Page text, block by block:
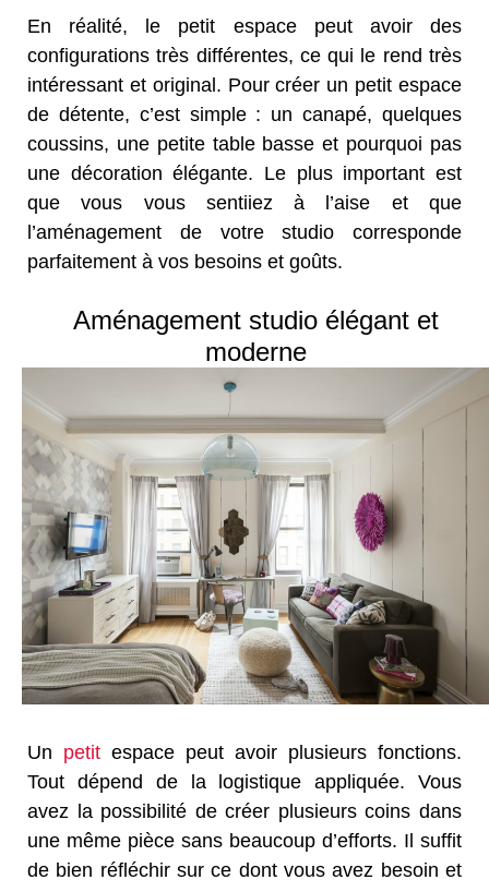
En réalité, le petit espace peut avoir des
configurations très différentes, ce qui le rend très
intéressant et original. Pour créer un petit espace
de détente, c’est simple : un canapé, quelques
coussins, une petite table basse et pourquoi pas
une décoration élégante. Le plus important est
que vous vous sentiiez à l’aise et que
l’aménagement de votre studio corresponde
parfaitement à vos besoins et goûts.
Aménagement studio élégant et
moderne
Un petit espace peut avoir plusieurs fonctions.
Tout dépend de la logistique appliquée. Vous
avez la possibilité de créer plusieurs coins dans
une même pièce sans beaucoup d’efforts. Il suffit
de bien réfléchir sur ce dont vous avez besoin et